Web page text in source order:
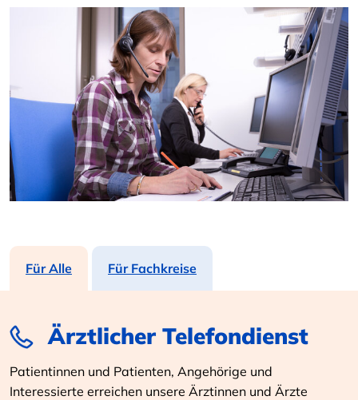
Für Alle Für Fachkreise
Ärztlicher Telefondienst
Patientinnen und Patienten, Angehörige und
Interessierte erreichen unsere Ärztinnen und Ärzte